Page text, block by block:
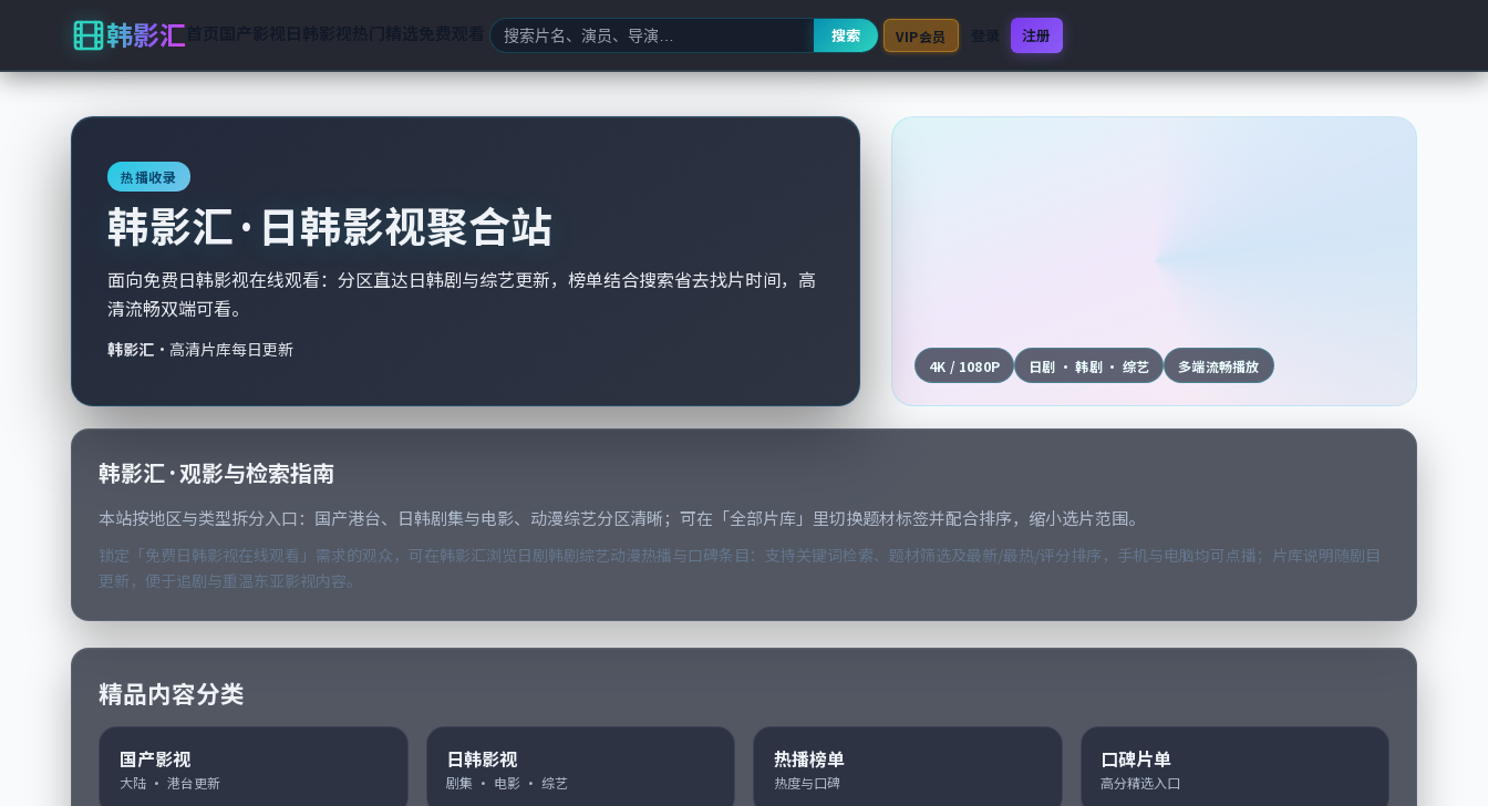
韩影汇 搜索 VIP会员 注册
热播收录
韩影汇 · 日韩影视聚合站
面向免费日韩影视在线观看：分区直达日韩剧与综艺更新，榜单结合搜索省去找片时间，高
清流畅双端可看。
韩影汇 · 高清片库每日更新
4K / 1080P 日剧 · 韩剧 · 综艺 多端流畅播放
韩影汇 · 观影与检索指南
本站按地区与类型拆分入口：国产港台、日韩剧集与电影、动漫综艺分区清晰；可在「全部片库」里切换题材标签并配合排序，缩小选片范围。
锁定「免费日韩影视在线观看」需求的观众，可在韩影汇浏览日剧韩剧综艺动漫热播与口碑条目：支持关键词检索、题材筛选及最新/最热/评分排序，手机与电脑均可点播；片库说明随剧目
更新，便于追剧与重温东亚影视内容。
精品内容分类
国产影视
大陆 · 港台更新
日韩影视
剧集 · 电影 · 综艺
热播榜单
热度与口碑
口碑片单
高分精选入口